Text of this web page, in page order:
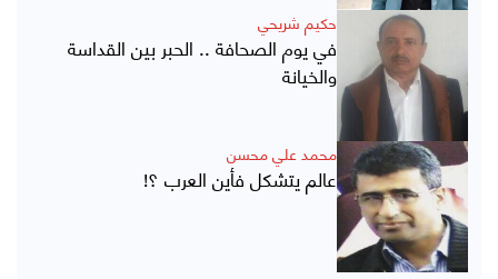
حكيم شريحي
في يوم الصحافة .. الحبر بين القداسة
والخيانة
محمد علي محسن
عالم يتشكل فأين العرب ؟!